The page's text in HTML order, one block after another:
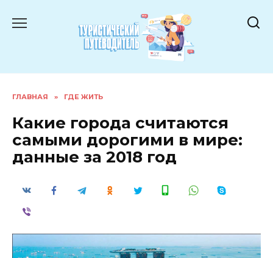
ГЛАВНАЯ » ГДЕ ЖИТЬ
Какие города считаются
самыми дорогими в мире:
данные за 2018 год